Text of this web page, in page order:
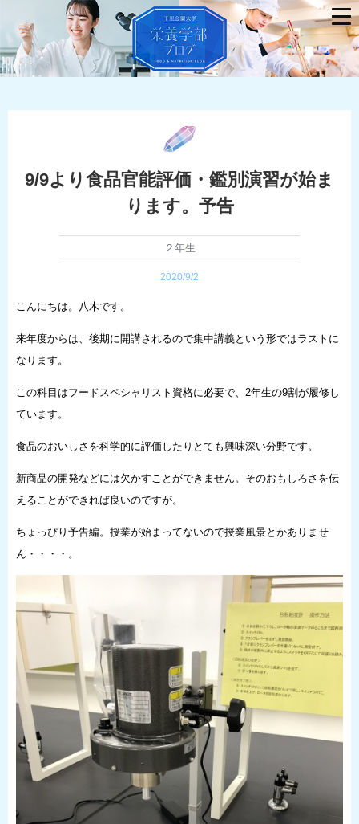
9/9より食品官能評価・鑑別演習が始ま
ります。予告
2020/9/2
２年生
こんにちは。八木です。
来年度からは、後期に開講されるので集中講義という形ではラストに
なります。
この科目はフードスペシャリスト資格に必要で、2年生の9割が履修し
ています。
食品のおいしさを科学的に評価したりとても興味深い分野です。
新商品の開発などには欠かすことができません。そのおもしろさを伝
えることができれば良いのですが。
ちょっぴり予告編。授業が始まってないので授業風景とかありませ
ん・・・・。